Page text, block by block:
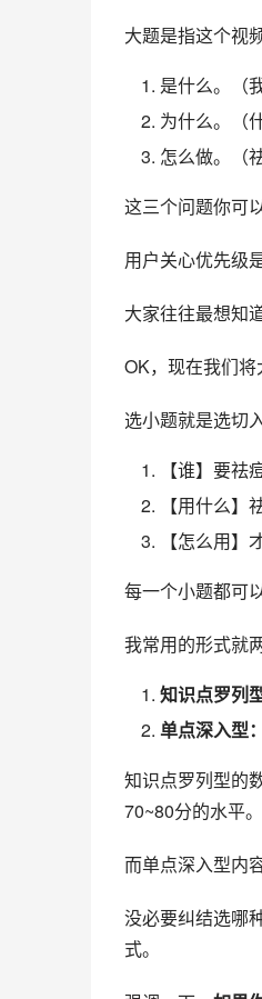
大题是指这个视
是什么。（
为什么。（
怎么做。（
这三个问题你可
用户关心优先级
大家往往最想知
OK，现在我们将
选小题就是选切
【谁】要
【用什么
【怎么用
每一个小题都可
我常用的形式就两
知识点罗列型
单点深入型：
知识点罗列型的
70~80分的水平。
而单点深入型内
没必要纠结选哪
式。